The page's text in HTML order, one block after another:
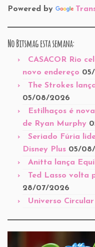
Powered by
No Bitsmag esta semana:
CASACOR Rio
novo endereço
The Strokes
05/08/2026
Estilhaços é
de Ryan Murphy
Seriado Fúria
Disney Plus 05/
Anitta lança
Ted Lasso volta
28/07/2026
Universo